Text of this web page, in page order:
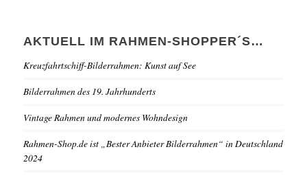
AKTUELL IM RAHMEN-SHOPPER´S…
Kreuzfahrtschiff-Bilderrahmen: Kunst auf See
Bilderrahmen des 19. Jahrhunderts
Vintage Rahmen und modernes Wohndesign
Rahmen-Shop.de ist „Bester Anbieter Bilderrahmen“ in Deutschland
2024